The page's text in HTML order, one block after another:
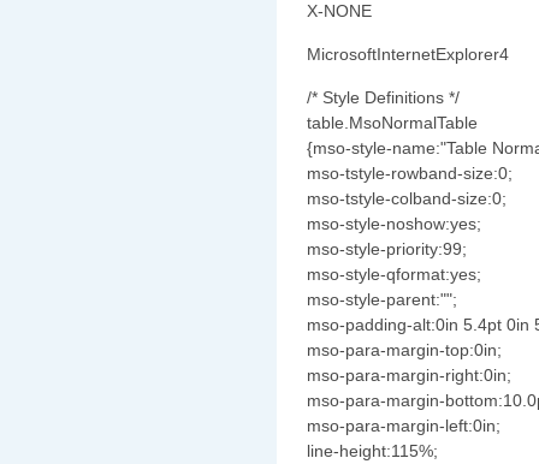
X-NONE
MicrosoftInternetExplorer4
/* Style Definitions */
table.MsoNormalTable
{mso-style-name:"Table
mso-tstyle-rowband-size:0;
mso-tstyle-colband-size:0;
mso-style-noshow:yes;
mso-style-priority:99;
mso-style-qformat:yes;
mso-style-parent:"";
mso-padding-alt:0in 5.4pt 0in
mso-para-margin-top:0in;
mso-para-margin-right:0in;
mso-para-margin-
mso-para-margin-left:0in;
line-height:115%;